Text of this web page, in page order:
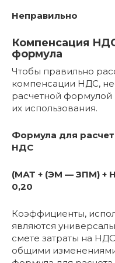
Неправильно
Компенсация
формула
Чтобы правильно
компенсации НДС,
расчетной формулой
их использования.
Формула для
НДС
(МАТ + (ЭМ — ЗПМ) +
0,20
Коэффициенты,
являются
смете затраты на
общими